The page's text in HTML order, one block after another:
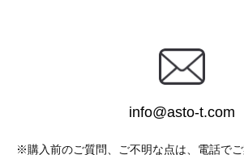
info@asto-t.com
購入前のご質問、ご不明な点は、電話でご